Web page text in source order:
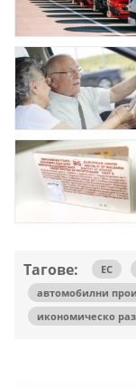
Тагове: ЕС
автомобилни
икономическо